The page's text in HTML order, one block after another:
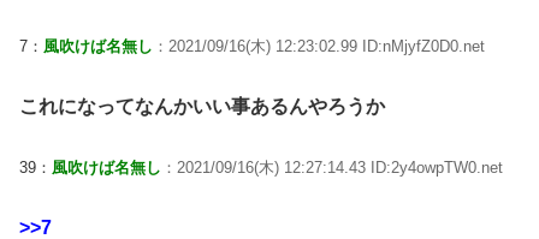
7： 風吹けば名無し ：2021/09/16(木) 12:23:02.99 ID:nMjyfZ0D0.net
これになってなんかいい事あるんやろうか
39： 風吹けば名無し ：2021/09/16(木) 12:27:14.43 ID:2y4owpTW0.net
>>7